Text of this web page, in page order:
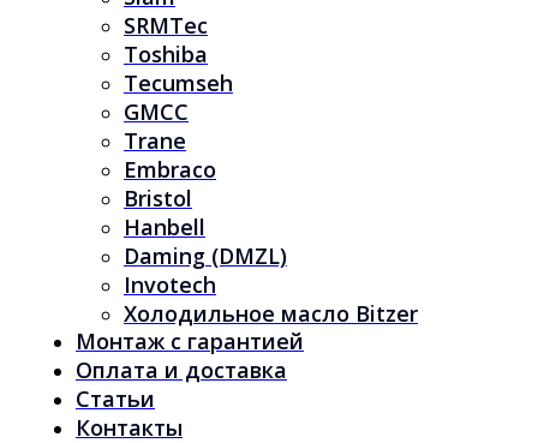
SRMTec
Toshiba
Tecumseh
GMCC
Trane
Embraco
Bristol
Hanbell
Daming (DMZL)
Invotech
Холодильное масло Bitzer
Монтаж с гарантией
Оплата и доставка
Статьи
Контакты